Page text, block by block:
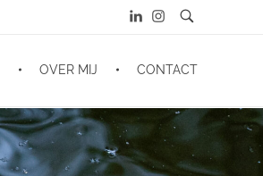
OVER MIJ CONTACT